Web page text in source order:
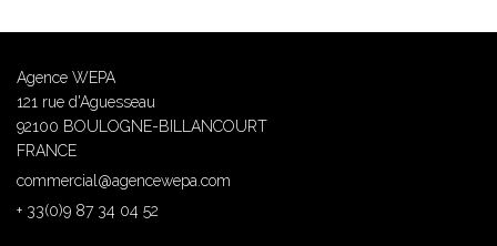
Agence WEPA
121 rue d'Aguesseau
92100 BOULOGNE-BILLANCOURT
FRANCE
commercial@agencewepa.com
+ 33(0)9 87 34 04 52